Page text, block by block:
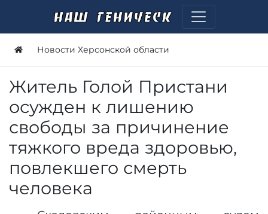
Новости Херсонской области
Житель Голой Пристани
осужден к лишению
свободы за причинение
тяжкого вреда здоровью,
повлекшего смерть
человека